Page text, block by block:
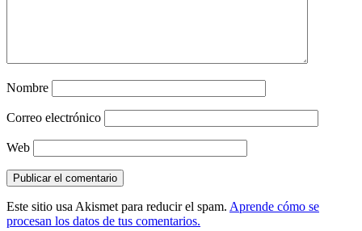
Nombre
Correo electrónico
Web
Este sitio usa Akismet para reducir el spam. Aprende cómo se
procesan los datos de tus comentarios.